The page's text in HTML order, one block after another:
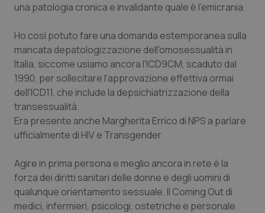
Emilia-Romagna
Friuli Venezia Giulia
Lazio
Liguria
Lombardia
Marche
Molise
Colesterolo & coronaropatie
Dermatite Atopica
Diabete & glucometri
Disturbi dell’umore
Dolore
Donna & Salute
Epatiti
una patologia cronica e invalidante quale è l'emicrania.
Ho così potuto fare una domanda estemporanea sulla
mancata depatologizzazione dell'omosessualità in
Italia, siccome usiamo ancora l'ICD9CM, scaduto dal
1990, per sollecitare l'approvazione effettiva ormai
dell'ICD11, che include la depsichiatrizzazione della
transessualità.
Era presente anche Margherita Errico di NPS a parlare
ufficialmente di HIV e Transgender.
Agire in prima persona e meglio ancora in rete è la
forza dei diritti sanitari delle donne e degli uomini di
qualunque orientamento sessuale. Il Coming Out di
medici, infermieri, psicologi, ostetriche e personale